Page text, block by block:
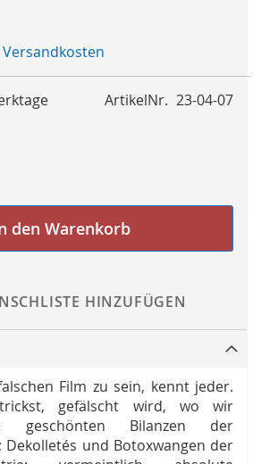
Versandkosten
ArtikelNr. 23-04-07
den Warenkorb
HINZUFÜGEN
Film zu sein, kennt jeder.
gefälscht wird, wo wir
geschönten Bilanzen der
Dekolletés und Botoxwangen der